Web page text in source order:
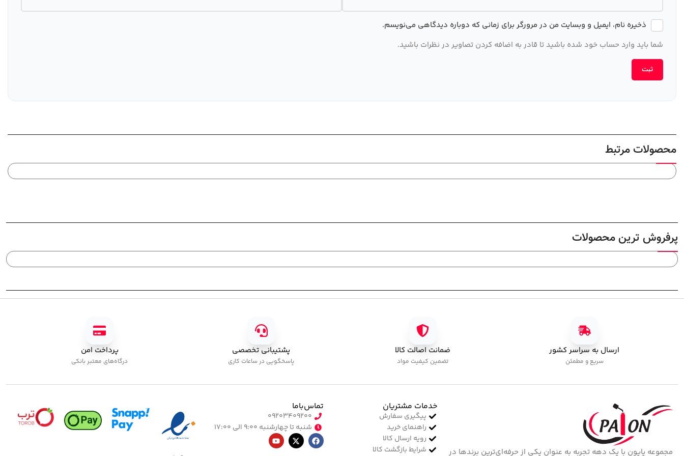
ذخیره نام، ایمیل و وبسایت من در مرورگر برای زمانی که دوباره دیدگاهی می‌نویسم.
شما باید وارد حساب خود شده باشید تا قادر به اضافه کردن تصاویر در نظرات باشید.
محصولات مرتبط
پرفروش ترین محصولات
ارسال به سراسر کشور
سریع و مطمئن
ضمانت اصالت کالا
تضمین کیفیت مواد
پشتیبانی تخصصی
پاسخگویی در ساعات کاری
پرداخت امن
درگاه‌های معتبر بانکی
مجموعه پایون با یک دهه تجربه به عنوان یکی از حرفه‌ای‌ترین برندها در
خدمات مشتریان
پیگیری سفارش
راهنمای خرید
رویه ارسال کالا
شرایط بازگشت کالا
تماس‌با‌ما
۰۹۲۰۳۴۰۹۲۰۰
شنبه تا چهارشنبه ۹:۰۰ الی ۱۷:۰۰